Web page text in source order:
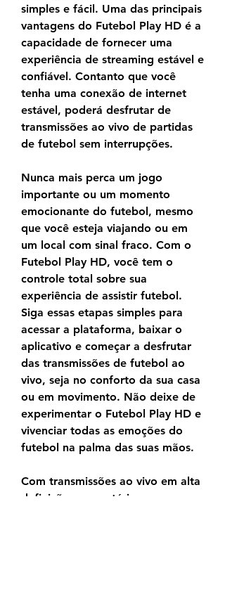
simples e fácil. Uma das principais
vantagens do Futebol Play HD é a
capacidade de fornecer uma
experiência de streaming estável e
confiável. Contanto que você
tenha uma conexão de internet
estável, poderá desfrutar de
transmissões ao vivo de partidas
de futebol sem interrupções.
Nunca mais perca um jogo
importante ou um momento
emocionante do futebol, mesmo
que você esteja viajando ou em
um local com sinal fraco. Com o
Futebol Play HD, você tem o
controle total sobre sua
experiência de assistir futebol.
Siga essas etapas simples para
acessar a plataforma, baixar o
aplicativo e começar a desfrutar
das transmissões de futebol ao
vivo, seja no conforto da sua casa
ou em movimento. Não deixe de
experimentar o Futebol Play HD e
vivenciar todas as emoções do
futebol na palma das suas mãos.
Com transmissões ao vivo em alta
definição, comentários